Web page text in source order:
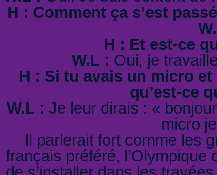
H : Comment ça s’est
H : Et est-ce
W.L : Oui, je
H : Si tu avais un micro
qu’est-ce
W.L : Je leur dirais : «
micro
Il parlerait fort comme les
français préféré,